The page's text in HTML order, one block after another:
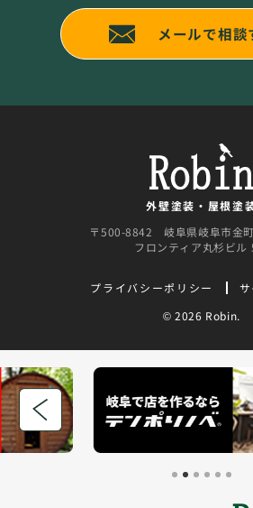
メールで相談
外壁塗装・屋根塗
〒500-8842 岐阜県岐阜市金
フロンティア丸杉ビル
プライバシーポリシー
©2026 Robin.